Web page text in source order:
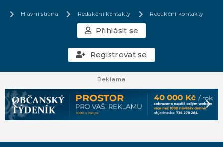
Hlavní strana Redakční kontakty Redakční kontakty
Přihlásit se
Registrovat se
Reklama